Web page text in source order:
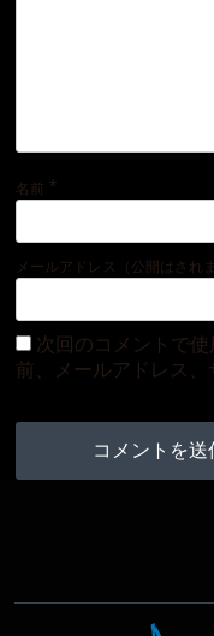
名前 *
メールアドレス（公開はされ
次回のコメントで
前、メールアドレス、